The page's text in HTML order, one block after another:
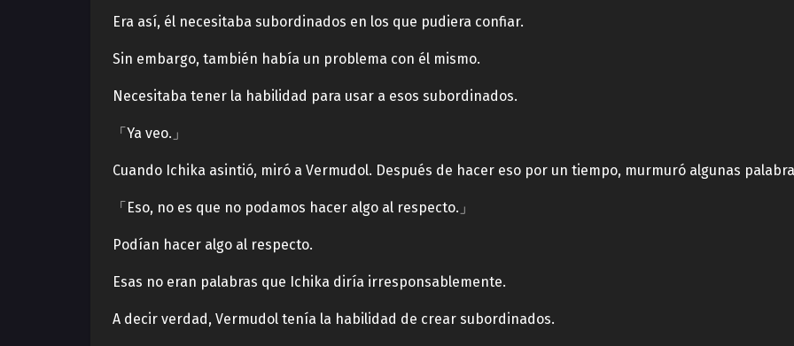
Era así, él necesitaba subordinados en los que pudiera confiar.
Sin embargo, también había un problema con él mismo.
Necesitaba tener la habilidad para usar a esos subordinados.
「Ya veo.」
Cuando Ichika asintió, miró a Vermudol. Después de hacer eso por un tiempo, murmuró algunas
「Eso, no es que no podamos hacer algo al respecto.」
Podían hacer algo al respecto.
Esas no eran palabras que Ichika diría irresponsablemente.
A decir verdad, Vermudol tenía la habilidad de crear subordinados.